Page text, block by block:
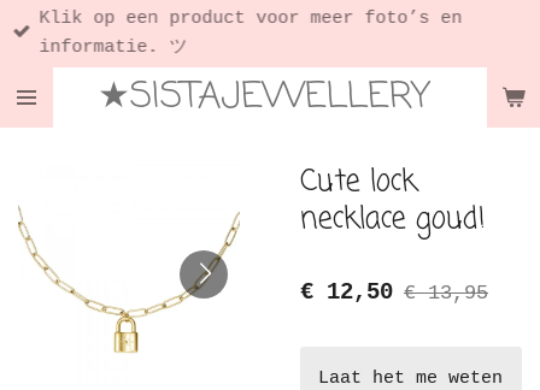
Ga
direct
de
★SISTAJEWELLERY
Klik op een product voor meer foto’s en
informatie. ツ
Cute lock
necklace goud!
€ 12,50 € 13,95
Laat het me weten